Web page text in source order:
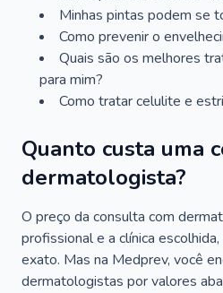
Minhas pintas podem se
Como prevenir o
Quais são os melhores
para mim?
Como tratar celulite e
Quanto custa uma
dermatologista?
O preço da consulta com
profissional e a clínica
exato. Mas na Medprev, você
dermatologistas por valores